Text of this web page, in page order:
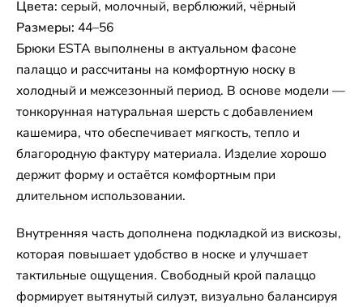
Цвета: серый, молочный, верблюжий, чёрный
Размеры: 44–56
Брюки ESTA выполнены в актуальном фасоне
палаццо и рассчитаны на комфортную носку в
холодный и межсезонный период. В основе модели —
тонкорунная натуральная шерсть с добавлением
кашемира, что обеспечивает мягкость, тепло и
благородную фактуру материала. Изделие хорошо
держит форму и остаётся комфортным при
длительном использовании.
Внутренняя часть дополнена подкладкой из вискозы,
которая повышает удобство в носке и улучшает
тактильные ощущения. Свободный крой палаццо
формирует вытянутый силуэт, визуально балансируя